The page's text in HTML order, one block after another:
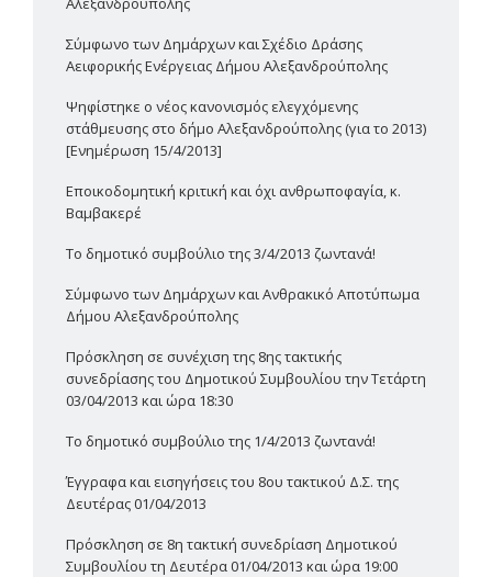
Σύμφωνο των Δημάρχων και Σχέδιο Δράσης
Αειφορικής Ενέργειας Δήμου Αλεξανδρούπολης
Ψηφίστηκε ο νέος κανονισμός ελεγχόμενης
στάθμευσης στο δήμο Αλεξανδρούπολης (για το 2013)
[Ενημέρωση 15/4/2013]
Εποικοδομητική κριτική και όχι ανθρωποφαγία, κ.
Βαμβακερέ
Το δημοτικό συμβούλιο της 3/4/2013 ζωντανά!
Σύμφωνο των Δημάρχων και Ανθρακικό Αποτύπωμα
Δήμου Αλεξανδρούπολης
Πρόσκληση σε συνέχιση της 8ης τακτικής
συνεδρίασης του Δημοτικού Συμβουλίου την Τετάρτη
03/04/2013 και ώρα 18:30
Το δημοτικό συμβούλιο της 1/4/2013 ζωντανά!
Έγγραφα και εισηγήσεις του 8ου τακτικού Δ.Σ. της
Δευτέρας 01/04/2013
Πρόσκληση σε 8η τακτική συνεδρίαση Δημοτικού
Συμβουλίου τη Δευτέρα 01/04/2013 και ώρα 19:00